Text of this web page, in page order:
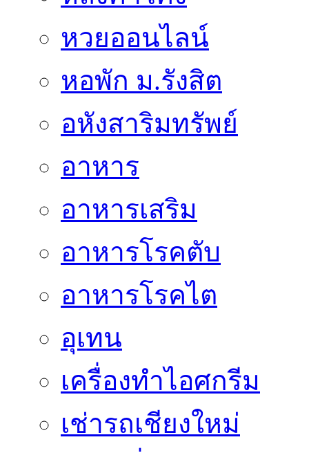
หวยออนไลน์
หอพัก ม.รังสิต
อหังสาริมทรัพย์
อาหาร
อาหารเสริม
อาหารโรคตับ
อาหารโรคไต
อุเทน
เครื่องทำไอศกรีม
เช่ารถเชียงใหม่